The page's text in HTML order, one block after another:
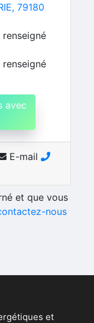
79180
avec
E-mail
et que vous
nous
et